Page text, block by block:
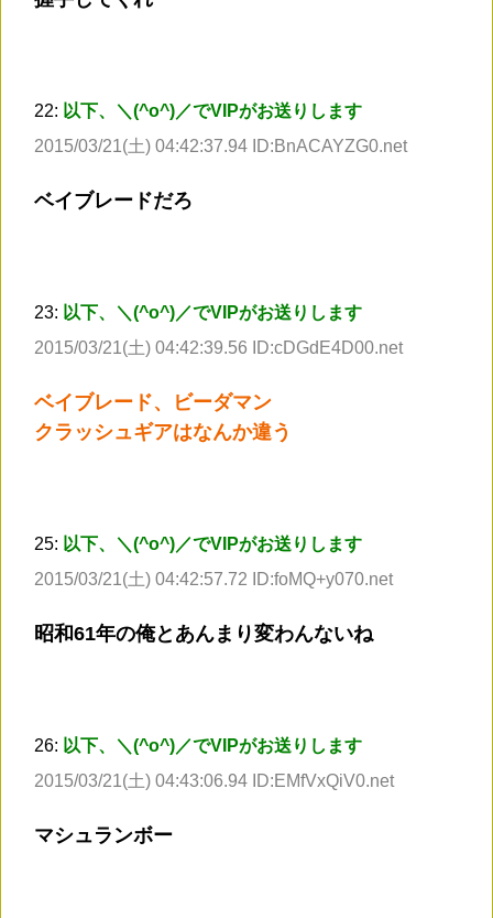
22: 以下、＼(^o^)／でVIPがお送りします
2015/03/21(土) 04:42:37.94 ID:BnACAYZG0.net
ベイブレードだろ
23: 以下、＼(^o^)／でVIPがお送りします
2015/03/21(土) 04:42:39.56 ID:cDGdE4D00.net
ベイブレード、ビーダマン
クラッシュギアはなんか違う
25: 以下、＼(^o^)／でVIPがお送りします
2015/03/21(土) 04:42:57.72 ID:foMQ+y070.net
昭和61年の俺とあんまり変わんないね
26: 以下、＼(^o^)／でVIPがお送りします
2015/03/21(土) 04:43:06.94 ID:EMfVxQiV0.net
マシュランボー